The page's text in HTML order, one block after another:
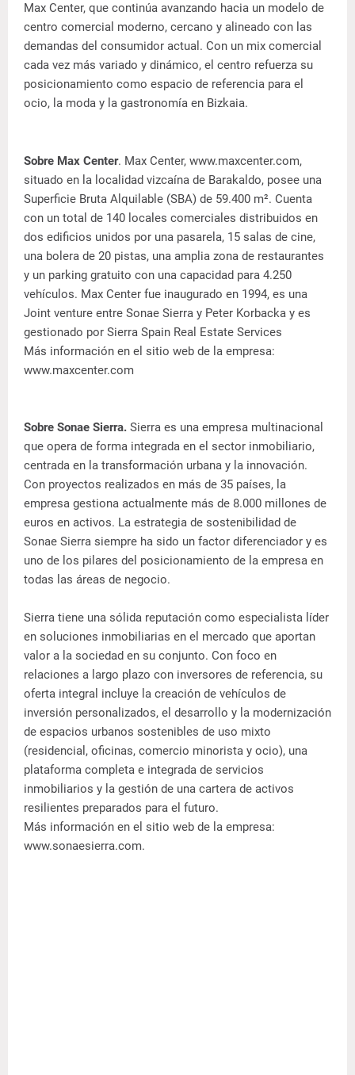
Max Center, que continúa avanzando hacia un modelo de
centro comercial moderno, cercano y alineado con las
demandas del consumidor actual. Con un mix comercial
cada vez más variado y dinámico, el centro refuerza su
posicionamiento como espacio de referencia para el
ocio, la moda y la gastronomía en Bizkaia.
Sobre Max Center. Max Center, www.maxcenter.com,
situado en la localidad vizcaína de Barakaldo, posee una
Superficie Bruta Alquilable (SBA) de 59.400 m². Cuenta
con un total de 140 locales comerciales distribuidos en
dos edificios unidos por una pasarela, 15 salas de cine,
una bolera de 20 pistas, una amplia zona de restaurantes
y un parking gratuito con una capacidad para 4.250
vehículos. Max Center fue inaugurado en 1994, es una
Joint venture entre Sonae Sierra y Peter Korbacka y es
gestionado por Sierra Spain Real Estate Services
Más información en el sitio web de la empresa:
www.maxcenter.com
Sobre Sonae Sierra. Sierra es una empresa multinacional
que opera de forma integrada en el sector inmobiliario,
centrada en la transformación urbana y la innovación.
Con proyectos realizados en más de 35 países, la
empresa gestiona actualmente más de 8.000 millones de
euros en activos. La estrategia de sostenibilidad de
Sonae Sierra siempre ha sido un factor diferenciador y es
uno de los pilares del posicionamiento de la empresa en
todas las áreas de negocio.
Sierra tiene una sólida reputación como especialista líder
en soluciones inmobiliarias en el mercado que aportan
valor a la sociedad en su conjunto. Con foco en
relaciones a largo plazo con inversores de referencia, su
oferta integral incluye la creación de vehículos de
inversión personalizados, el desarrollo y la modernización
de espacios urbanos sostenibles de uso mixto
(residencial, oficinas, comercio minorista y ocio), una
plataforma completa e integrada de servicios
inmobiliarios y la gestión de una cartera de activos
resilientes preparados para el futuro.
Más información en el sitio web de la empresa:
www.sonaesierra.com.